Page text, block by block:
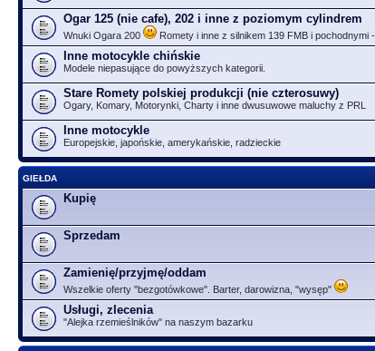
Ogar 125 (nie cafe), 202 i inne z poziomym cylindrem
Wnuki Ogara 200 Romety i inne z silnikem 139 FMB i pochodnymi
Inne motocykle chińskie
Modele niepasujące do powyższych kategorii.
Stare Romety polskiej produkcji (nie czterosuwy)
Ogary, Komary, Motorynki, Charty i inne dwusuwowe maluchy z PRL
Inne motocykle
Europejskie, japońskie, amerykańskie, radzieckie
GIEŁDA
Kupię
Sprzedam
Zamienię/przyjmę/oddam
Wszelkie oferty "bezgotówkowe". Barter, darowizna, "wysęp"
Usługi, zlecenia
"Alejka rzemieślników" na naszym bazarku